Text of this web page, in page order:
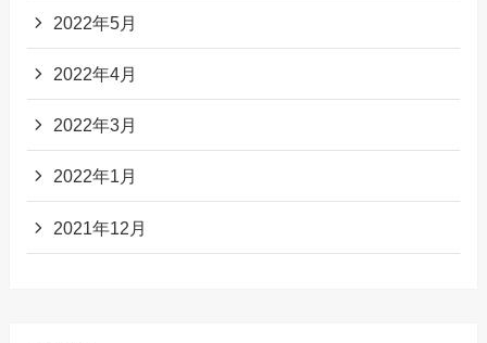
2022年5月
2022年4月
2022年3月
2022年1月
2021年12月